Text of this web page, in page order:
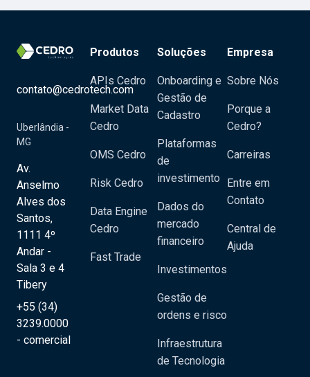
contato@cedrotech.com
Uberlândia -
MG
Av.
Anselmo
Alves dos
Santos,
1111 4º
Andar -
Sala 3 e 4
Tibery
+55 (34)
3239.0000
- comercial
Produtos
APIs Cedro
Market Data
Cedro
OMS Cedro
Risk Cedro
Data Engine
Cedro
Fast Trade
Soluções
Onboarding e
Gestão de
Cadastro
Plataformas
de
investimento
Dados do
mercado
financeiro
Investimentos
Gestão de
ordens e risco
Infraestrutura
de Tecnologia
Empresa
Sobre Nós
Porque a
Cedro?
Carreiras
Entre em
Contato
Central de
Ajuda